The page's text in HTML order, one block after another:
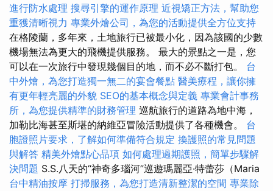
進行防水處理 搜尋引擎的運作原理 近視矯正方法，幫助您
重獲清晰視力 專業外燴公司，為您的活動提供全方位支持
在格陵蘭，多年來，土地旅行已被最小化，因為該國的少數
機場無法為更大的飛機提供服務。 最大的景點之一是，您
可以在一次旅行中發現幾個目的地，而不必不斷打包。 台
中外燴，為您打造獨一無二的宴會餐點 醫美療程，讓你擁
有更年輕亮麗的外貌 SEO的基本概念與定義 專業會計事務
所，為您提供精準的財務管理 巡航旅行的道路為地中海，
加勒比海甚至斯堪的納維亞冒險活動提供了各種機會。 台
胞證照片要求，了解如何準備符合規定 換護照的常見問題
與解答 精美外燴點心品項 如何處理過期護照，簡單步驟解
決問題 S.S.八天的“神奇多瑙河”巡遊瑪麗亞·特蕾莎（Maria
台中精油按摩 打掃服務，為您打造清新整潔的空間 專業除